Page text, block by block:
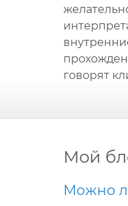
говорят
Мой
Можно